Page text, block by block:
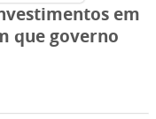
em
que governo